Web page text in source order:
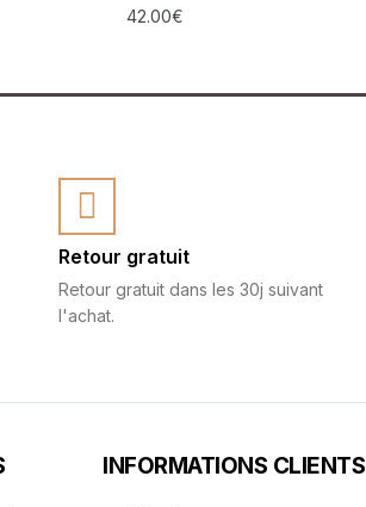
42.00€
Retour gratuit
Retour gratuit dans les 30j suivant
l'achat.
INFORMATIONS CLIENTS